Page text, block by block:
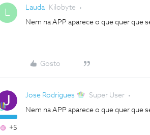
L Lauda Kilobyte
Nem na APP aparece o que quer que
Gosto
+5
Jose Rodrigues Super User
Nem na APP aparece o que quer que